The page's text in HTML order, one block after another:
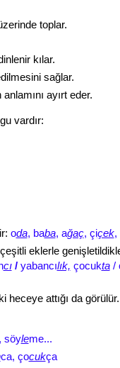
toplar.
kılar.
sağlar.
ayırt eder.
vardır:
oda, baba, ağaç, çiçek,
eklerle
cı/ yabancılık, çocukta/
attığı da
söyleme...
ca, çocukça